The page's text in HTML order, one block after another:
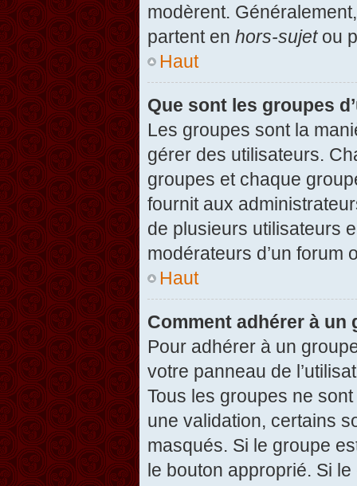
modèrent.
partent en hors-sujetou
Haut
Que sont les groupes
Les groupes sont la
gérer des utilisateurs.
groupes et chaque
fournit aux
de plusieurs utilisateurs
modérateurs d’un forum
Haut
Comment adhérer à un
Pour adhérer à un
votre panneau de
Tous les groupes ne
une validation, certains
masqués. Si le groupe
le bouton approprié. Si